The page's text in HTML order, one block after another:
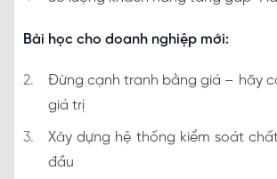
Bài học cho doanh nghiệp mới:
Đừng cạnh tranh bằng giá – hãy
giá trị
Xây dựng hệ thống kiểm soát
đầu